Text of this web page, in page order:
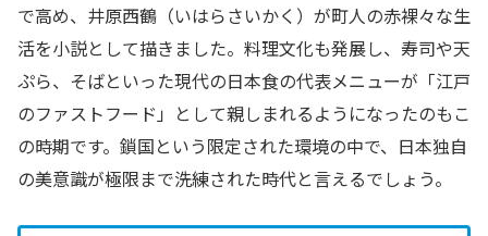
で高め、井原西鶴（いはらさいかく）が町人の赤裸々な生
活を小説として描きました。料理文化も発展し、寿司や天
ぷら、そばといった現代の日本食の代表メニューが「江戸
のファストフード」として親しまれるようになったのもこ
の時期です。鎖国という限定された環境の中で、日本独自
の美意識が極限まで洗練された時代と言えるでしょう。